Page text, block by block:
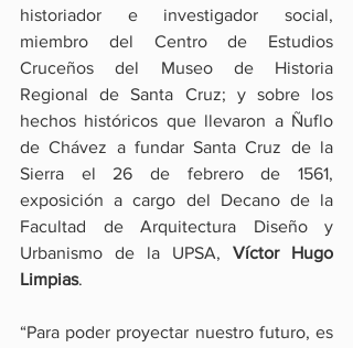
historiador e investigador social,
miembro del Centro de Estudios
Cruceños del Museo de Historia
Regional de Santa Cruz; y sobre los
hechos históricos que llevaron a Ñuflo
de Chávez a fundar Santa Cruz de la
Sierra el 26 de febrero de 1561,
exposición a cargo del Decano de la
Facultad de Arquitectura Diseño y
Urbanismo de la UPSA, Víctor Hugo
Limpias.
“Para poder proyectar nuestro futuro, es